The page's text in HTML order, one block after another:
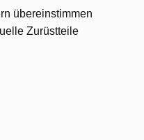
übereinstimmen
Zurüstteile